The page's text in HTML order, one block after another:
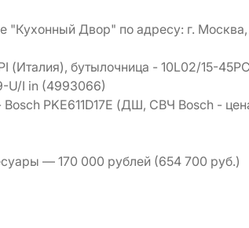
"Кухонный Двор" по адресу: г.
(Италия), бутылочница - 10L02/15-
U/I in (4993066)
PKE611D17E (ДШ, СВЧ Bosch -
— 170 000 рублей (654 700 руб.)